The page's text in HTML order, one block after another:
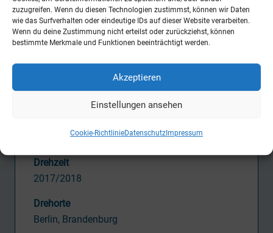
zuzugreifen. Wenn du diesen Technologien zustimmst, können wir Daten
wie das Surfverhalten oder eindeutige IDs auf dieser Website verarbeiten.
Wenn du deine Zustimmung nicht erteilst oder zurückziehst, können
bestimmte Merkmale und Funktionen beeinträchtigt werden.
Akzeptieren
Einstellungen ansehen
Cookie-RichtlinieDatenschutz Impressum
PANTALEON Films
in Koproduktion mit
Warner Bros. Entertainment,
18.05.2018 (VOD-Start Deutschland)
Drehzeit
2017/2018
Drehorte
Berlin, Brandenburg